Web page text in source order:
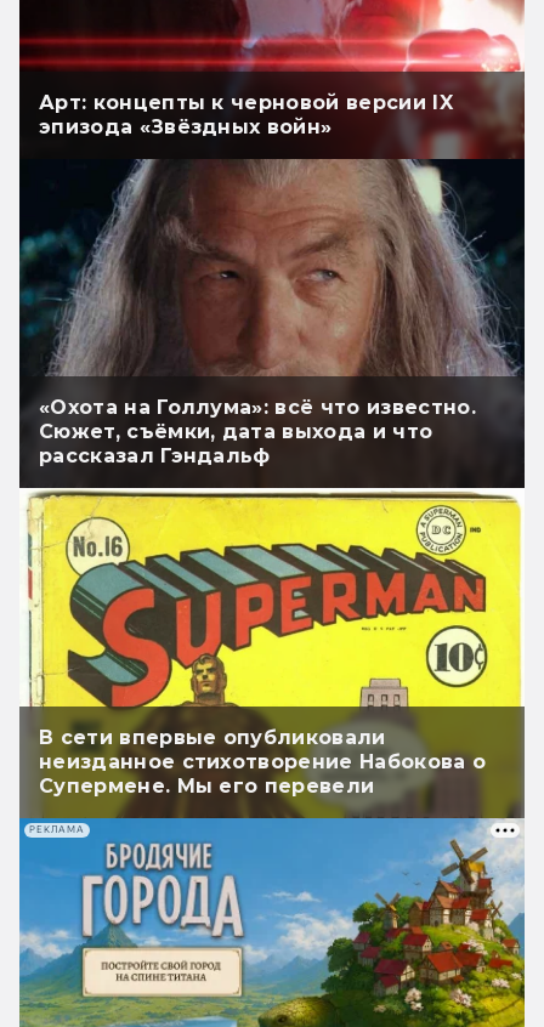
Арт: концепты к черновой версии IX
эпизода «Звёздных войн»
«Охота на Голлума»: всё что известно.
Сюжет, съёмки, дата выхода и что
рассказал Гэндальф
В сети впервые опубликовали
неизданное стихотворение Набокова о
Супермене. Мы его перевели
РЕКЛАМА